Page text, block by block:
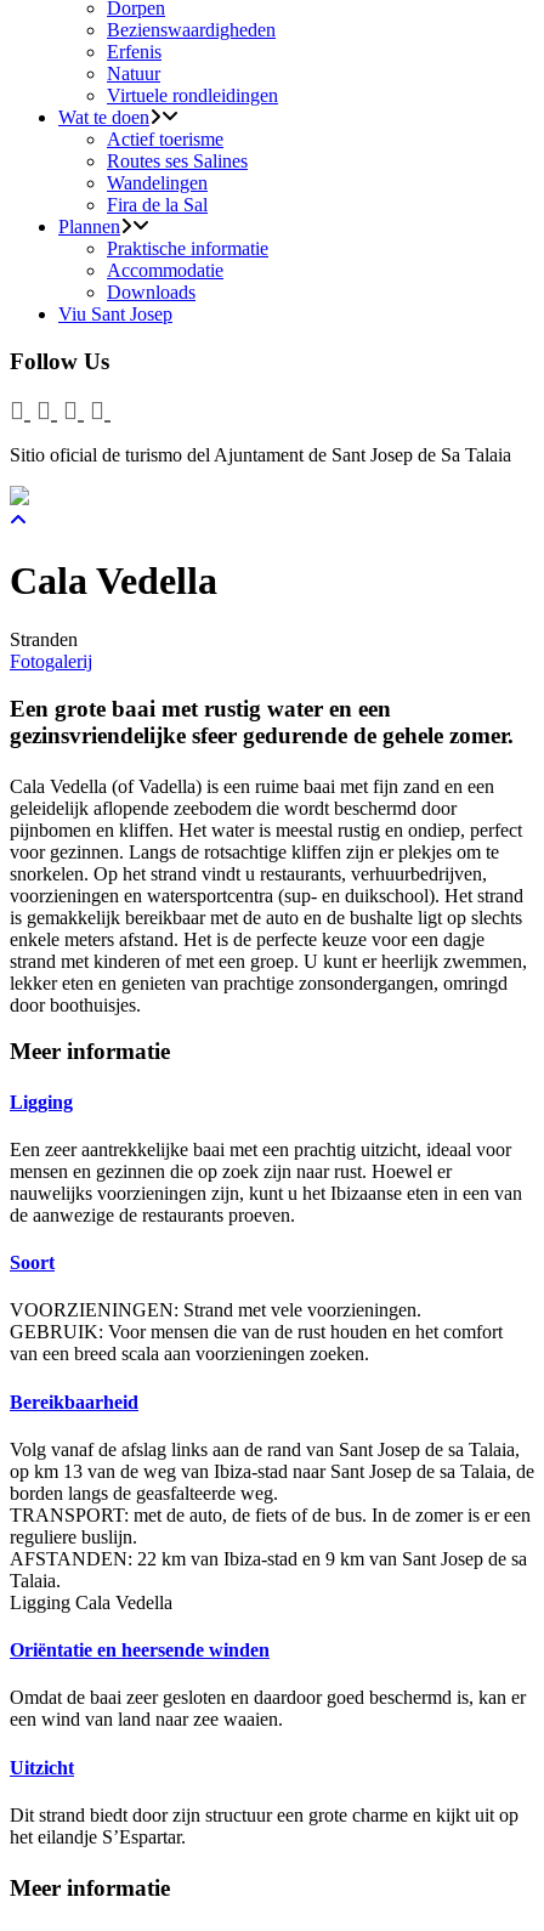
Dorpen
Bezienswaardigheden
Erfenis
Natuur
Virtuele rondleidingen
Wat te doen
Actief toerisme
Routes ses Salines
Wandelingen
Fira de la Sal
Plannen
Praktische informatie
Accommodatie
Downloads
Viu Sant Josep
Follow Us
Sitio oficial de turismo del Ajuntament de Sant Josep de Sa Talaia
Cala Vedella
Stranden
Fotogalerij
Een grote baai met rustig water en een
gezinsvriendelijke sfeer gedurende de gehele zomer.
Cala Vedella (of Vadella) is een ruime baai met fijn zand en een
geleidelijk aflopende zeebodem die wordt beschermd door
pijnbomen en kliffen. Het water is meestal rustig en ondiep, perfect
voor gezinnen. Langs de rotsachtige kliffen zijn er plekjes om te
snorkelen. Op het strand vindt u restaurants, verhuurbedrijven,
voorzieningen en watersportcentra (sup- en duikschool). Het strand
is gemakkelijk bereikbaar met de auto en de bushalte ligt op slechts
enkele meters afstand. Het is de perfecte keuze voor een dagje
strand met kinderen of met een groep. U kunt er heerlijk zwemmen,
lekker eten en genieten van prachtige zonsondergangen, omringd
door boothuisjes.
Meer informatie
Ligging
Een zeer aantrekkelijke baai met een prachtig uitzicht, ideaal voor
mensen en gezinnen die op zoek zijn naar rust. Hoewel er
nauwelijks voorzieningen zijn, kunt u het Ibizaanse eten in een van
de aanwezige de restaurants proeven.
Soort
VOORZIENINGEN: Strand met vele voorzieningen.
GEBRUIK: Voor mensen die van de rust houden en het comfort
van een breed scala aan voorzieningen zoeken.
Bereikbaarheid
Volg vanaf de afslag links aan de rand van Sant Josep de sa Talaia,
op km 13 van de weg van Ibiza-stad naar Sant Josep de sa Talaia, de
borden langs de geasfalteerde weg.
TRANSPORT: met de auto, de fiets of de bus. In de zomer is er een
reguliere buslijn.
AFSTANDEN: 22 km van Ibiza-stad en 9 km van Sant Josep de sa
Talaia.
Ligging Cala Vedella
Oriëntatie en heersende winden
Omdat de baai zeer gesloten en daardoor goed beschermd is, kan er
een wind van land naar zee waaien.
Uitzicht
Dit strand biedt door zijn structuur een grote charme en kijkt uit op
het eilandje S’Espartar.
Meer informatie